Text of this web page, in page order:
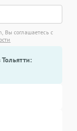
Вы соглашаетесь с